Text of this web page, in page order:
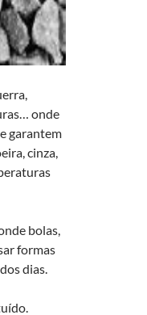
onde
garantem
cinza,
bolas,
formas
dias.